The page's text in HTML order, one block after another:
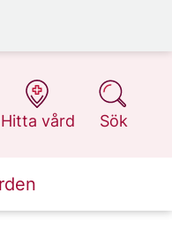
Hitta vård
på 1177.se
Sök
på 1177.se